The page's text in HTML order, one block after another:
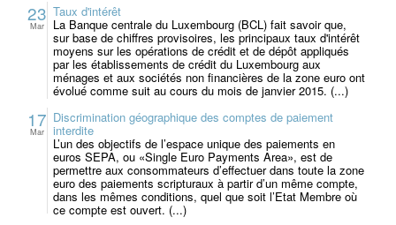
23
Mar
Taux d'intérêt
La Banque centrale du Luxembourg (BCL) fait savoir que,
sur base de chiffres provisoires, les principaux taux d'intérêt
moyens sur les opérations de crédit et de dépôt appliqués
par les établissements de crédit du Luxembourg aux
ménages et aux sociétés non financières de la zone euro ont
évolué comme suit au cours du mois de janvier 2015. (...)
17
Mar
Discrimination géographique des comptes de paiement
interdite
L’un des objectifs de l’espace unique des paiements en
euros SEPA, ou «Single Euro Payments Area», est de
permettre aux consommateurs d’effectuer dans toute la zone
euro des paiements scripturaux à partir d’un même compte,
dans les mêmes conditions, quel que soit l’Etat Membre où
ce compte est ouvert. (...)